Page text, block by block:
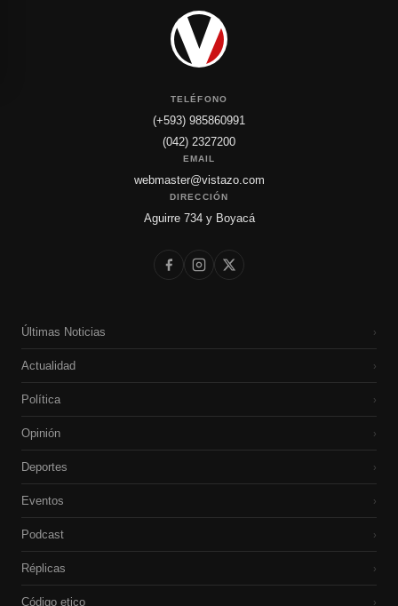
TELÉFONO
(+593) 985860991
(042) 2327200
EMAIL
webmaster@vistazo.com
DIRECCIÓN
Aguirre 734 y Boyacá
Últimas Noticias ›
Actualidad ›
Política ›
Opinión ›
Deportes ›
Eventos ›
Podcast ›
Réplicas ›
Código etico ›